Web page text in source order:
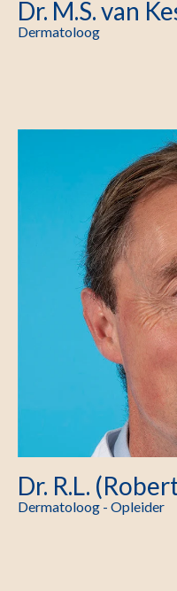
Dr. M.S. van
Dermatoloog
Dr. R.L.
Dermatoloog - Opleider